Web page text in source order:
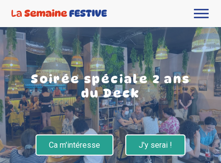
Soirée spéciale 2 ans
du Deck
Ca m'intéresse J'y serai !